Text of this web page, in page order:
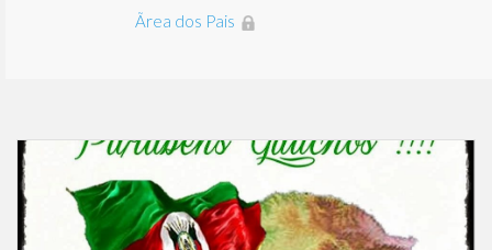
Ãrea dos Pais